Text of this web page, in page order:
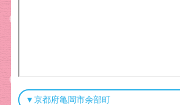
▼京都府亀岡市余部町